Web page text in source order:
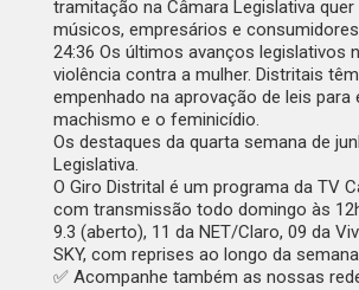
tramitação na Câmara Legislativa quer
músicos, empresários e
24:36 Os últimos avanços legislativos
violência contra a mulher. Distritais
empenhado na aprovação de leis para
machismo e o feminicídio.
Os destaques da quarta semana de
Legislativa.
O Giro Distrital é um programa da TV
com transmissão todo domingo às
9.3 (aberto), 11 da NET/Claro, 09 da
SKY, com reprises ao longo da
✅ Acompanhe também as nossas